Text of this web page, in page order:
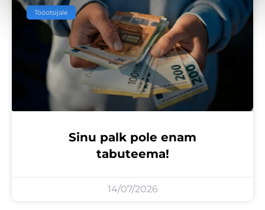
Tööotsijale
Sinu palk pole enam
tabuteema!
14/07/2026